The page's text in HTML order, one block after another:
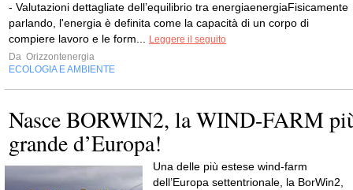
- Valutazioni dettagliate dell’equilibrio tra energiaenergiaFisicamente
parlando, l'energia è definita come la capacità di un corpo di
compiere lavoro e le form... Leggere il seguito
Da Orizzontenergia
ECOLOGIA E AMBIENTE
Nasce BORWIN2, la WIND-FARM
grande d’Europa!
Una delle più estese wind-farm
dell’Europa settentrionale, la BorWin2,